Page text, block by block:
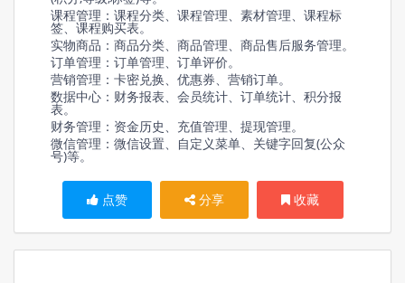
课程管理：课程分类、课程管理、素材管理、课程标
签、课程购买表。
实物商品：商品分类、商品管理、商品售后服务管理。
订单管理：订单管理、订单评价。
营销管理：卡密兑换、优惠券、营销订单。
数据中心：财务报表、会员统计、订单统计、积分报
表。
财务管理：资金历史、充值管理、提现管理。
微信管理：微信设置、自定义菜单、关键字回复(公众
号)等。
点赞 分享 收藏